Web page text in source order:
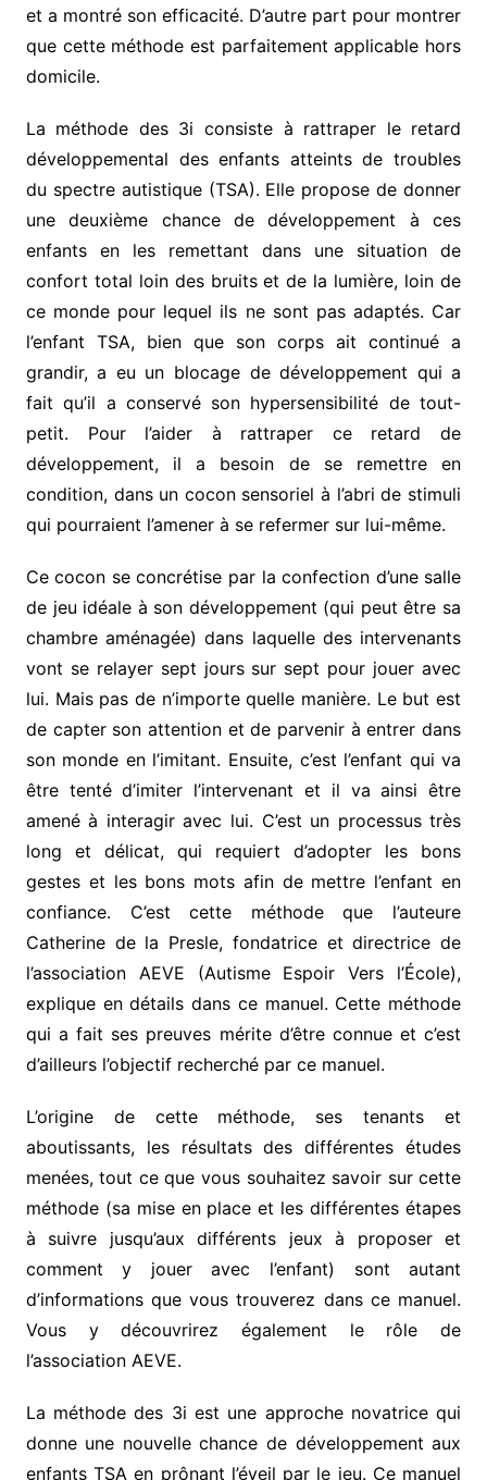
et a montré son efficacité. D’autre part pour montrer
que cette méthode est parfaitement applicable hors
domicile.
La méthode des 3i consiste à rattraper le retard
développemental des enfants atteints de troubles
du spectre autistique (TSA). Elle propose de donner
une deuxième chance de développement à ces
enfants en les remettant dans une situation de
confort total loin des bruits et de la lumière, loin de
ce monde pour lequel ils ne sont pas adaptés. Car
l’enfant TSA, bien que son corps ait continué a
grandir, a eu un blocage de développement qui a
fait qu’il a conservé son hypersensibilité de tout-
petit. Pour l’aider à rattraper ce retard de
développement, il a besoin de se remettre en
condition, dans un cocon sensoriel à l’abri de stimuli
qui pourraient l’amener à se refermer sur lui-même.
Ce cocon se concrétise par la confection d’une salle
de jeu idéale à son développement (qui peut être sa
chambre aménagée) dans laquelle des intervenants
vont se relayer sept jours sur sept pour jouer avec
lui. Mais pas de n’importe quelle manière. Le but est
de capter son attention et de parvenir à entrer dans
son monde en l’imitant. Ensuite, c’est l’enfant qui va
être tenté d’imiter l’intervenant et il va ainsi être
amené à interagir avec lui. C’est un processus très
long et délicat, qui requiert d’adopter les bons
gestes et les bons mots afin de mettre l’enfant en
confiance. C’est cette méthode que l’auteure
Catherine de la Presle, fondatrice et directrice de
l’association AEVE (Autisme Espoir Vers l’École),
explique en détails dans ce manuel. Cette méthode
qui a fait ses preuves mérite d’être connue et c’est
d’ailleurs l’objectif recherché par ce manuel.
L’origine de cette méthode, ses tenants et
aboutissants, les résultats des différentes études
menées, tout ce que vous souhaitez savoir sur cette
méthode (sa mise en place et les différentes étapes
à suivre jusqu’aux différents jeux à proposer et
comment y jouer avec l’enfant) sont autant
d’informations que vous trouverez dans ce manuel.
Vous y découvrirez également le rôle de
l’association AEVE.
La méthode des 3i est une approche novatrice qui
donne une nouvelle chance de développement aux
enfants TSA en prônant l’éveil par le jeu. Ce manuel